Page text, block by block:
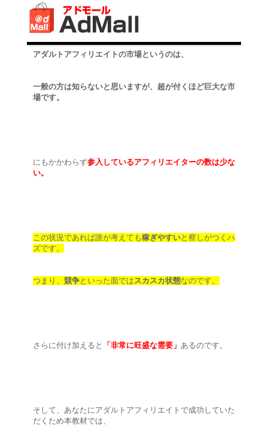
アダルトアフィリエイトの市場というのは、
一般の方は知らないと思いますが、超が付くほど巨大な市
場です。
にもかかわらず参入しているアフィリエイターの数は少な
い。
この状況であれば誰が考えても稼ぎやすいと察しがつくハ
ズです。
つまり、 競争といった面ではスカスカ状態なのです。
さらに付け加えると 「非常に旺盛な需要」 あるのです。
そして、あなたにアダルトアフィリエイトで成功していた
だくため本教材では、